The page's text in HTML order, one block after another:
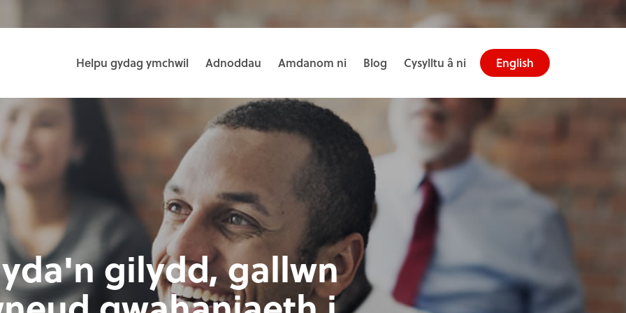
Helpu gydag ymchwil Adnoddau Amdanom ni Blog Cysylltu â ni English
gilydd, gallwn